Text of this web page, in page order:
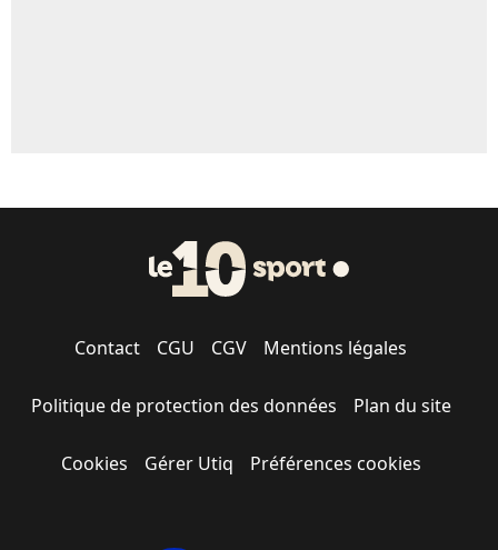
Contact CGU CGV Mentions légales
Politique de protection des données Plan du site
Cookies Gérer Utiq Préférences cookies